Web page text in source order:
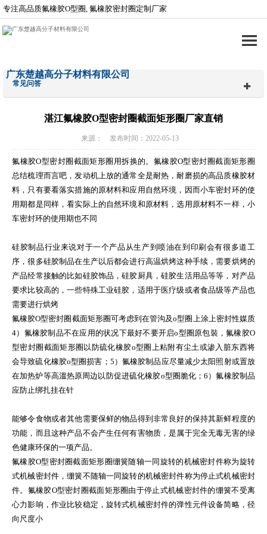
专注高品质氟橡胶O型圈, 氟橡胶密封圈定制厂家
广东楚越高分子材料有限公司
常见问答
湛江氟橡胶O型密封圈截面矩形圈厂家直销
来源： 发布时间：2022-05-13
氟橡胶O型密封圈截面矩形圈用拆换的。氟橡胶O型密封圈截面矩形圈
总结梳理而言吧，发动机上放的通常全是耐热，耐磨损的高品质橡胶材
料，只有要看落实措施的原材料和应用自然环境，因而小车密封环的使
用期都是同样，看实际上的自然环境和原材料，选用原材料不一样，小
车密封环的使用期也不同
硅胶制品行业来说对于一个产品从生产到喷油在到印刷会有很多道工
序，很多硅胶制品在生产以后都会进行高温烘烤这种手续，需要烘烤的
产品经常接触的比如硅胶饰品，硅胶厨具，硅胶生活用品等等，对产品
要求比较高的，一些特殊工业硅胶，适用于医疗级或者食品级等产品也
需要进行烘烤
氟橡胶O型密封圈截面矩形圈可考虑到在管沟及o型圈上涂上密封性媒质
4）氟橡胶制品不在应用的状况下最好不要开启o型圈原包裝，氟橡胶O
型密封圈截面矩形圈以防硫化橡胶o型圈上粘附有尘土或渗入脏东西将
会导致硫化橡胶o型圈损害；5）氟橡胶制品应尽量减少太阳照射或置放
在加热炉等高溫热原周边以防促进硫化橡胶o型圈脆化；6）氟橡胶制品
应防止绑扎挂在针
能够令食物或者其他需要保鲜的物品得到非常良好的保持其新鲜程度的
功能，而且这种产品不会产生任何有害物质，是属于完全无毒无害的绿
色健康环保的一项产品。
氟橡胶O型密封圈截面矩形圈绷簧随轴一同旋转的机械密封件称为旋转
式机械密封件，绷簧不随轴一同旋转的机械密封件称为停止式机械密封
件。氟橡胶O型密封圈截面矩形圈由于停止式机械密封件的绷簧不受离
心力影响，作业比较稳定，旋转式机械密封件的弹性元件设备简略，径
向尺度小